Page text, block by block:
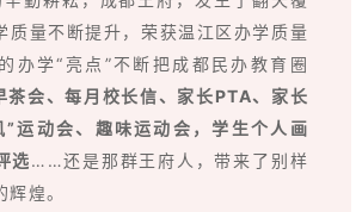
质量不断提升，荣获温江区办学质量
办学“亮点”不断把成都民办教育圈
茶会、每月校长信、家长PTA、家长
”运动会、趣味运动会，学生个人画
选……还是那群王府人，带来了别样
煌。